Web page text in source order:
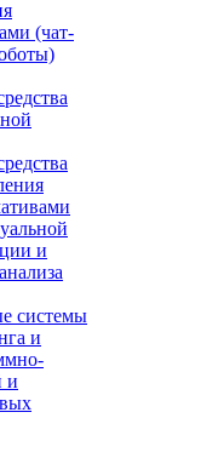
(чат-
и
системы
и
и